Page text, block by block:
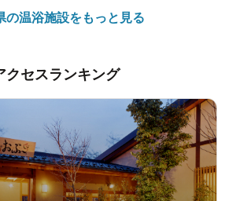
の温浴施設をもっと見る
クセスランキング